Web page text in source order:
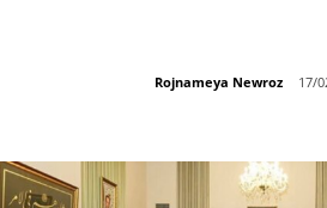
Rojnameya Newroz 17/